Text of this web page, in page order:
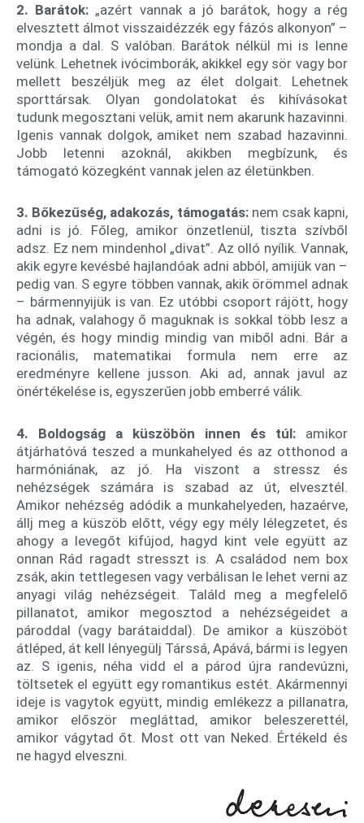
2. Barátok: „azért vannak a jó barátok, hogy a rég
elvesztett álmot visszaidézzék egy fázós alkonyon” –
mondja a dal. S valóban. Barátok nélkül mi is lenne
velünk. Lehetnek ivócimborák, akikkel egy sör vagy bor
mellett beszéljük meg az élet dolgait. Lehetnek
sporttársak. Olyan gondolatokat és kihívásokat
tudunk megosztani velük, amit nem akarunk hazavinni.
Igenis vannak dolgok, amiket nem szabad hazavinni.
Jobb letenni azoknál, akikben megbízunk, és
támogató közegként vannak jelen az életünkben.
3. Bőkezűség, adakozás, támogatás:nem csak kapni,
adni is jó. Főleg, amikor önzetlenül, tiszta szívből
adsz. Ez nem mindenhol „divat”. Az olló nyílik. Vannak,
akik egyre kevésbé hajlandóak adni abból, amijük van –
pedig van. S egyre többen vannak, akik örömmel adnak
– bármennyijük is van. Ez utóbbi csoport rájött, hogy
ha adnak, valahogy ő maguknak is sokkal több lesz a
végén, és hogy mindig mindig van miből adni. Bár a
racionális, matematikai formula nem erre az
eredményre kellene jusson. Aki ad, annak javul az
önértékelése is, egyszerűen jobb emberré válik.
4. Boldogság a küszöbön innen és túl: amikor
átjárhatóvá teszed a munkahelyed és az otthonod a
harmóniának, az jó. Ha viszont a stressz és
nehézségek számára is szabad az út, elvesztél.
Amikor nehézség adódik a munkahelyeden, hazaérve,
állj meg a küszöb előtt, végy egy mély lélegzetet, és
ahogy a levegőt kifújod, hagyd kint vele együtt az
onnan Rád ragadt stresszt is. A családod nem box
zsák, akin tettlegesen vagy verbálisan le lehet verni az
anyagi világ nehézségeit. Találd meg a megfelelő
pillanatot, amikor megosztod a nehézségeidet a
pároddal (vagy barátaiddal). De amikor a küszöböt
átléped, át kell lényegülj Társsá, Apává, bármi is legyen
az. S igenis, néha vidd el a párod újra randevúzni,
töltsetek el együtt egy romantikus estét. Akármennyi
ideje is vagytok együtt, mindig emlékezz a pillanatra,
amikor először megláttad, amikor beleszerettél,
amikor vágytad őt. Most ott van Neked. Értékeld és
ne hagyd elveszni.